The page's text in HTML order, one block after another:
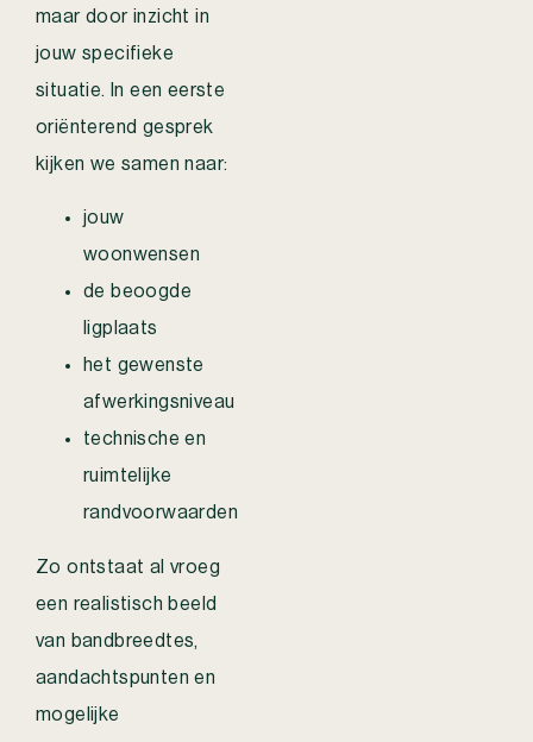
maar door inzicht in
jouw specifieke
situatie. In een eerste
oriënterend gesprek
kijken we samen naar:
jouw
woonwensen
de beoogde
ligplaats
het gewenste
afwerkingsniveau
technische en
ruimtelijke
randvoorwaarden
Zo ontstaat al vroeg
een realistisch beeld
van bandbreedtes,
aandachtspunten en
mogelijke